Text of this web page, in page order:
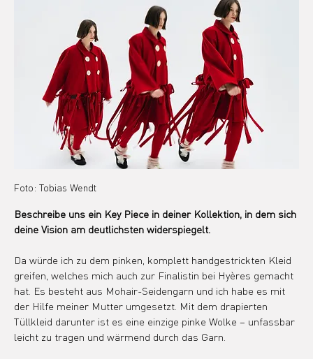
Foto: Tobias Wendt
Beschreibe uns ein Key Piece in deiner Kollektion, in dem sich
deine Vision am deutlichsten widerspiegelt.
Da würde ich zu dem pinken, komplett handgestrickten Kleid
greifen, welches mich auch zur Finalistin bei Hyères gemacht
hat. Es besteht aus Mohair-Seidengarn und ich habe es mit
der Hilfe meiner Mutter umgesetzt. Mit dem drapierten
Tüllkleid darunter ist es eine einzige pinke Wolke – unfassbar
leicht zu tragen und wärmend durch das Garn.